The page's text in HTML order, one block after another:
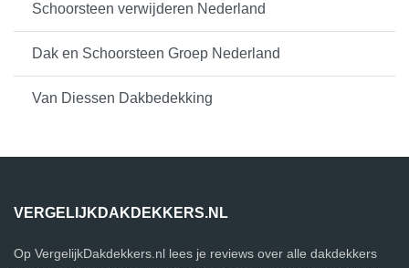
Schoorsteen verwijderen Nederland
Dak en Schoorsteen Groep Nederland
Van Diessen Dakbedekking
VERGELIJKDAKDEKKERS.NL
Op VergelijkDakdekkers.nl lees je reviews over alle dakdekkers